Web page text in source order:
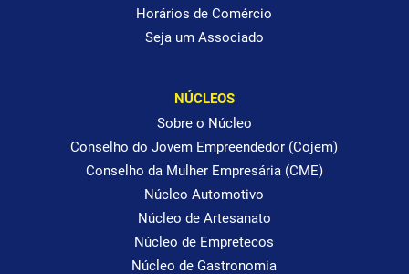
Horários de Comércio
Seja um Associado
NÚCLEOS
Sobre o Núcleo
Conselho do Jovem Empreendedor (Cojem)
Conselho da Mulher Empresária (CME)
Núcleo Automotivo
Núcleo de Artesanato
Núcleo de Empretecos
Núcleo de Gastronomia